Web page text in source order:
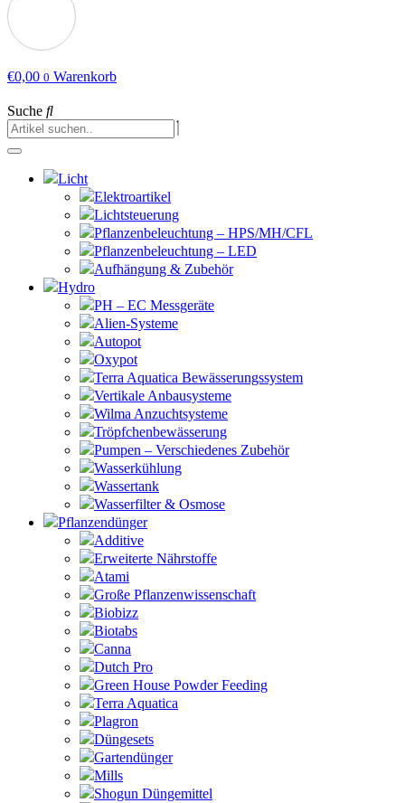
€0,00 0 Warenkorb
Suche
Licht
Elektroartikel
Lichtsteuerung
Pflanzenbeleuchtung – HPS/MH/CFL
Pflanzenbeleuchtung – LED
Aufhängung & Zubehör
Hydro
PH – EC Messgeräte
Alien-Systeme
Autopot
Oxypot
Terra Aquatica Bewässerungssystem
Vertikale Anbausysteme
Wilma Anzuchtsysteme
Tröpfchenbewässerung
Pumpen – Verschiedenes Zubehör
Wasserkühlung
Wassertank
Wasserfilter & Osmose
Pflanzendünger
Additive
Erweiterte Nährstoffe
Atami
Große Pflanzenwissenschaft
Biobizz
Biotabs
Canna
Dutch Pro
Green House Powder Feeding
Terra Aquatica
Plagron
Düngesets
Gartendünger
Mills
Shogun Düngemittel